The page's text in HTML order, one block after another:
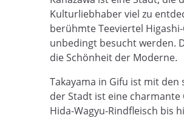
Kulturliebhaber viel zu
berühmte Teeviertel
unbedingt besucht werden.
die Schönheit der Moderne.
Takayama in Gifu ist mit
der Stadt ist eine
Hida-Wagyu-Rindfleisch bis